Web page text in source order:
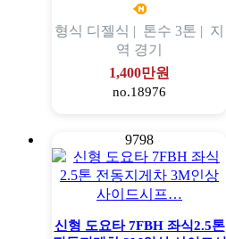
형식 디젤식 | 톤수 3톤 | 지
역 경기
1,400만원
no.18976
9798
신형 도요타 7FBH 좌식2.5톤